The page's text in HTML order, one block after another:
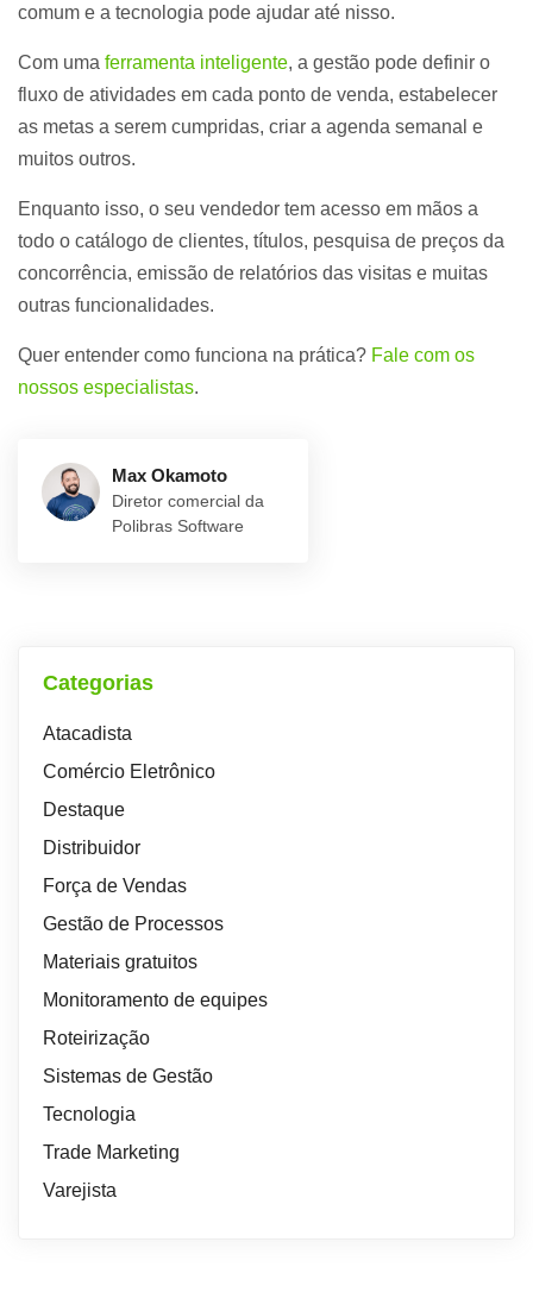
comum e a tecnologia pode ajudar até nisso.
Com uma ferramenta inteligente, a gestão pode definir o
fluxo de atividades em cada ponto de venda, estabelecer
as metas a serem cumpridas, criar a agenda semanal e
muitos outros.
Enquanto isso, o seu vendedor tem acesso em mãos a
todo o catálogo de clientes, títulos, pesquisa de preços da
concorrência, emissão de relatórios das visitas e muitas
outras funcionalidades.
Quer entender como funciona na prática? Fale com os
nossos especialistas.
Max Okamoto
Diretor comercial da
Polibras Software
Categorias
Atacadista
Comércio Eletrônico
Destaque
Distribuidor
Força de Vendas
Gestão de Processos
Materiais gratuitos
Monitoramento de equipes
Roteirização
Sistemas de Gestão
Tecnologia
Trade Marketing
Varejista